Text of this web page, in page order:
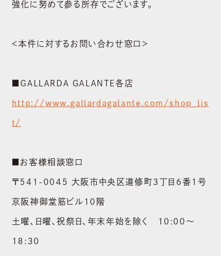
会社概要
BRAND
SUSTAINABILITY
サステナビリティ
RECRUIT
強化に努めて参る所存でございます。
＜本件に対するお問い合わせ窓口＞
■GALLARDA GALANTE各店
http://www.gallardagalante.com/shop_lis
t/
■お客様相談窓口
〒541-0045 大阪市中央区道修町3丁目6番1号
京阪神御堂筋ビル10階
土曜、日曜、祝祭日、年末年始を除く 10:00～
18:30